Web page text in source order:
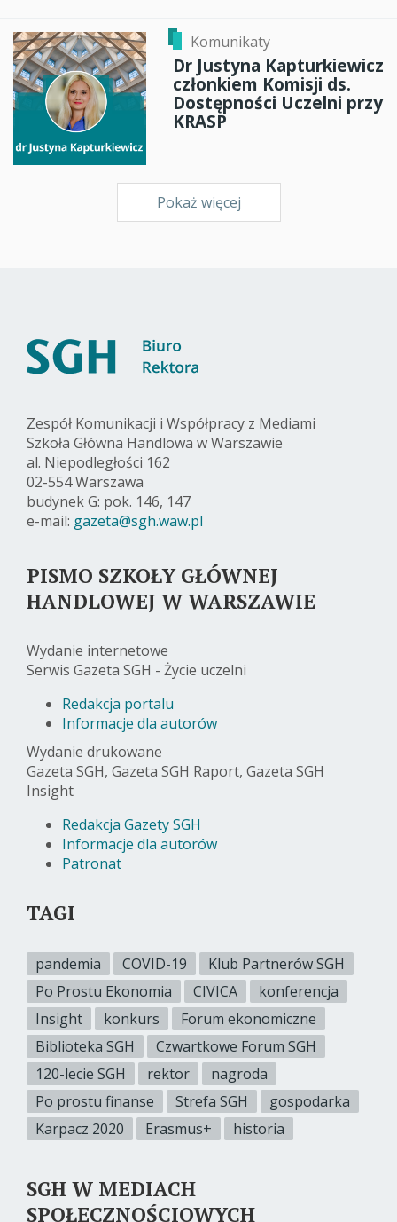
Komunikaty
Dr Justyna Kapturkiewicz
członkiem Komisji ds.
Dostępności Uczelni przy
KRASP
Pokaż więcej
Zespół Komunikacji i Współpracy z Mediami
Szkoła Główna Handlowa w Warszawie
al. Niepodległości 162
02-554 Warszawa
budynek G: pok. 146, 147
e-mail: gazeta@sgh.waw.pl
PISMO SZKOŁY GŁÓWNEJ
HANDLOWEJ W WARSZAWIE
Wydanie internetowe
Serwis Gazeta SGH - Życie uczelni
Redakcja portalu
Informacje dla autorów
Wydanie drukowane
Gazeta SGH, Gazeta SGH Raport, Gazeta SGH
Insight
Redakcja Gazety SGH
Informacje dla autorów
Patronat
TAGI
pandemia COVID-19
Klub Partnerów SGH
Po Prostu Ekonomia
CIVICA
konferencja
Insight
konkurs
Forum ekonomiczne
Biblioteka SGH
Czwartkowe Forum SGH
120-lecie SGH
rektor
nagroda
Po prostu finanse
Strefa SGH
gospodarka
Karpacz 2020
Erasmus+ historia
SGH W MEDIACH
SPOŁECZNOŚCIOWYCH